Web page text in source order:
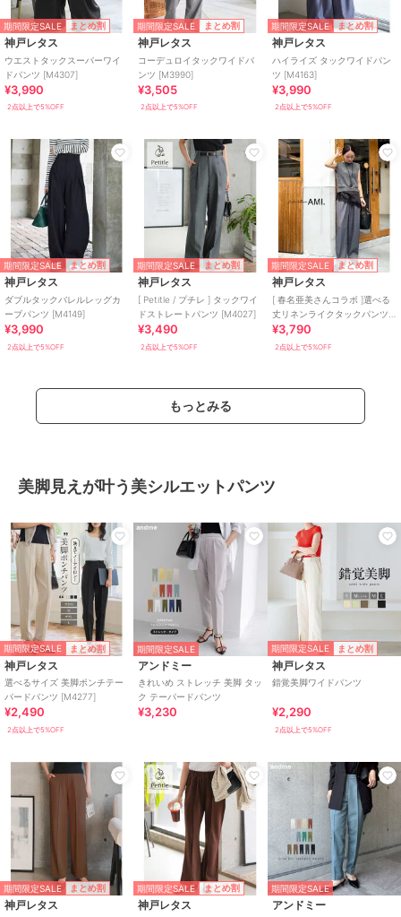
期間限定SALE まとめ割
神戸レタス
ウエストタックスーパーワイ
ドパンツ [M4307]
¥3,990
2点以上で5%OFF
期間限定SALE まとめ割
神戸レタス
コーデュロイタックワイドパ
ンツ [M3990]
¥3,505
2点以上で5%OFF
期間限定SALE まとめ割
神戸レタス
ハイライズ タックワイドパン
ツ [M4163]
¥3,990
2点以上で5%OFF
期間限定SALE まとめ割
神戸レタス
ダブルタックバレルレッグカ
ーブパンツ [M4149]
¥3,990
2点以上で5%OFF
期間限定SALE まとめ割
神戸レタス
[ Petitle / プチレ ] タックワイ
ドストレートパンツ [M4027]
¥3,490
2点以上で5%OFF
期間限定SALE まとめ割
神戸レタス
[ 春名亜美さんコラボ ]選べる
丈リネンライクタックパンツ
[M4154]
¥3,790
2点以上で5%OFF
もっとみる
美脚見えが叶う美シルエットパンツ
期間限定SALE まとめ割
神戸レタス
選べるサイズ 美脚ポンチテー
パードパンツ [M4277]
¥2,490
2点以上で5%OFF
期間限定SALE
アンドミー
きれいめ ストレッチ 美脚 タッ
ク テーパードパンツ
¥3,230
期間限定SALE まとめ割
神戸レタス
錯覚美脚ワイドパンツ
¥2,290
2点以上で5%OFF
期間限定SALE まとめ割
神戸レタス
期間限定SALE まとめ割
神戸レタス
期間限定SALE
アンドミー